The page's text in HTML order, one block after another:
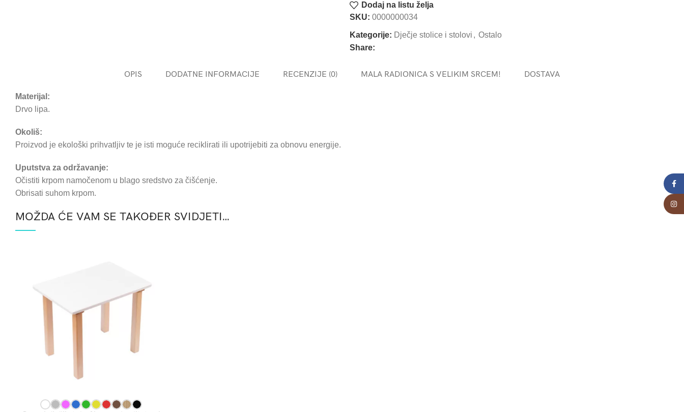
Dodaj na listu želja
SKU: 0000000034
Kategorije: Dječje stolice i stolovi , Ostalo
Share:
OPIS DODATNE INFORMACIJE RECENZIJE (0) MALA RADIONICA S VELIKIM SRCEM! DOSTAVA
Materijal:
Drvo lipa.
Okoliš:
Proizvod je ekološki prihvatljiv te je isti moguće reciklirati ili upotrijebiti za obnovu energije.
Uputstva za održavanje:
Očistiti krpom namočenom u blago sredstvo za čišćenje.
Obrisati suhom krpom.
MOŽDA ĆE VAM SE TAKOĐER SVIDJETI…